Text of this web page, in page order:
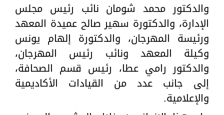
والدكتور محمد شومان نائب رئيس مجلس
الإدارة، والدكتورة سهير صالح عميدة المعهد
ورئيسة المهرجان، والدكتورة إلهام يونس
وكيلة المعهد ونائب رئيس المهرجان،
والدكتور رامي عطا، رئيس قسم الصحافة،
إلى جانب عدد من القيادات الأكاديمية
والإعلامية.